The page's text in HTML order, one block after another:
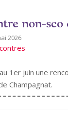
non-
2026
1er juin une
Champagnat.